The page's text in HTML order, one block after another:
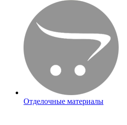
Отделочные материалы